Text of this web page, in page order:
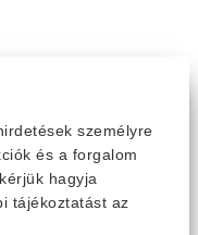
személyre
és a forgalom
hagyja
tájékoztatást az